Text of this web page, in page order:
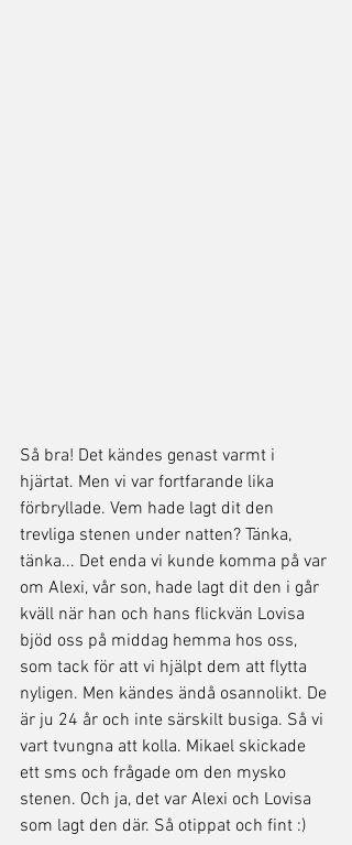
Så bra! Det kändes genast varmt i
hjärtat. Men vi var fortfarande lika
förbryllade. Vem hade lagt dit den
trevliga stenen under natten? Tänka,
tänka... Det enda vi kunde komma på var
om Alexi, vår son, hade lagt dit den i går
kväll när han och hans flickvän Lovisa
bjöd oss på middag hemma hos oss,
som tack för att vi hjälpt dem att flytta
nyligen. Men kändes ändå osannolikt. De
är ju 24 år och inte särskilt busiga. Så vi
vart tvungna att kolla. Mikael skickade
ett sms och frågade om den mysko
stenen. Och ja, det var Alexi och Lovisa
som lagt den där. Så otippat och fint :)